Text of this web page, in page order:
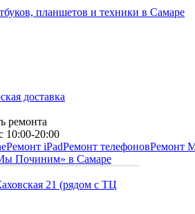
планшетов и техники в Самаре
доставка
ремонта
10:00-20:00
Ремонт iPadРемонт телефоновРемонт
21 (рядом с ТЦ